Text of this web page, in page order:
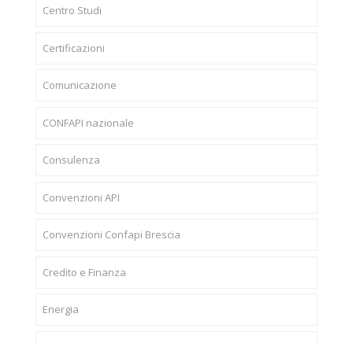
Centro Studi
Certificazioni
Comunicazione
CONFAPI nazionale
Consulenza
Convenzioni API
Convenzioni Confapi Brescia
Credito e Finanza
Energia